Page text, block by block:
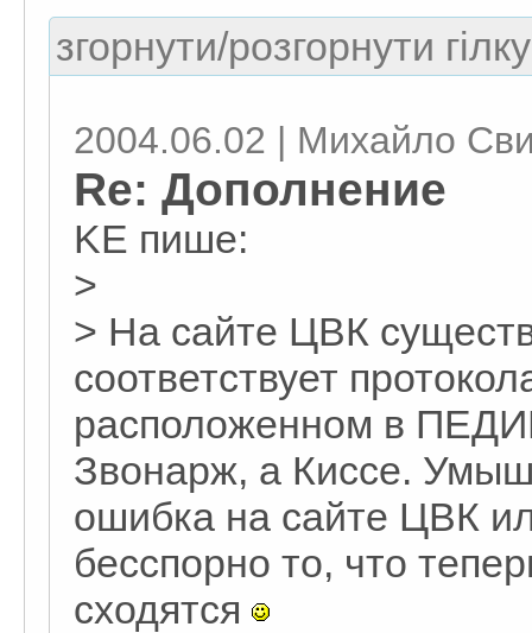
згорнути/розгорнути
2004.06.02 | Михайло
Re: Дополнение
KE пише:
>
> На сайте ЦВК
соответствует
расположенном в
Звонарж, а Киссе.
ошибка на сайте ЦВК
бесспорно то, что
сходятся